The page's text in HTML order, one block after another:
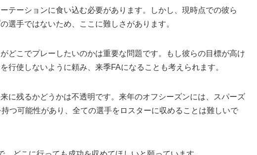
テーションに食い込む必要があります。しかし、現時点での彼ら
選手ではないため、ここに難しさがあります。
どこでプレーしたいのかは重要な問題です。もし彼らの目標が高け
行使しないように頼み、来季FAになることも考えられます。
に残るかどうかは不透明です。来年のオフシーズンには、スパーズ
つ可能性があり、全ての選手をロスターに収めることは難しいで